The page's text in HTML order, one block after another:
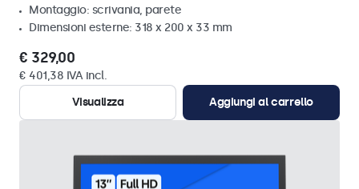
Montaggio: scrivania, parete
Dimensioni esterne: 318 x 200 x 33 mm
€ 329,00
€ 401,38 IVA incl.
Visualizza
Aggiungi al carrello